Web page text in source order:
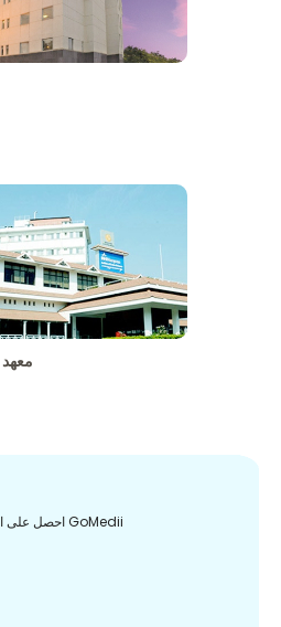
معهد
احصل على العلاج في المدن التي تختارها مع GoMedii